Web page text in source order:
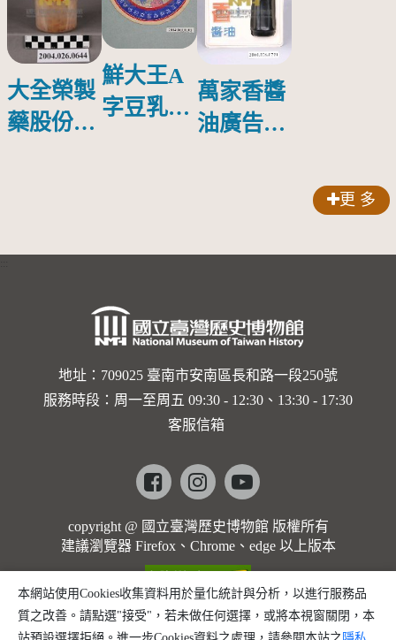
大全榮製
藥股份有
鮮大王A
字豆乳罐
萬家香醬
油廣告塑
更 多
地址：709025 臺南市安南區長和路一段250號
服務時段：周一至周五 09:30 - 12:30、13:30 - 17:30
客服信箱
Facebookinstagramyoutube
copyright @ 國立臺灣歷史博物館 版權所有
建議瀏覽器 Firefox、Chrome、edge 以上版本
本網站使用Cookies收集資料用於量化統計與分析，以進行服務品
質之改善。請點選"接受"，若未做任何選擇，或將本視窗關閉，本
站預設選擇拒絕。進一步Cookies資料之處理，請參閱本站之 隱私